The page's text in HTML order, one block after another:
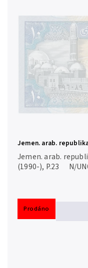
Jemen. arab.
Jemen. arab.
(1990-), P.23 N/
Prodáno